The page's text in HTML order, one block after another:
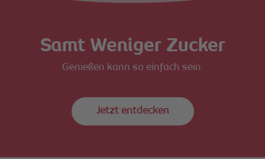
Samt Weniger Zucker
Genießen kann so einfach sein.
Jetzt entdecken